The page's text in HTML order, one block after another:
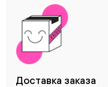
Доставка заказа